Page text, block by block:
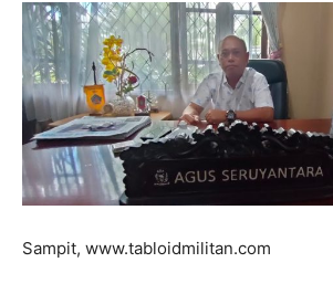
Sampit, www.tabloidmilitan.com